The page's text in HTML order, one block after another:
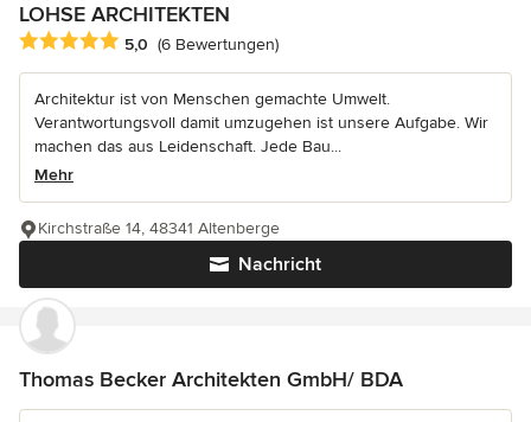
LOHSE ARCHITEKTEN
Durchschnittliche Bewertung: 5 von 5 Sternen
5,0 (6 Bewertungen)
Architektur ist von Menschen gemachte Umwelt.
Verantwortungsvoll damit umzugehen ist unsere Aufgabe. Wir
machen das aus Leidenschaft. Jede Bau...
Mehr
Nachricht
Kirchstraße 14, 48341 Altenberge
Thomas Becker Architekten GmbH/ BDA